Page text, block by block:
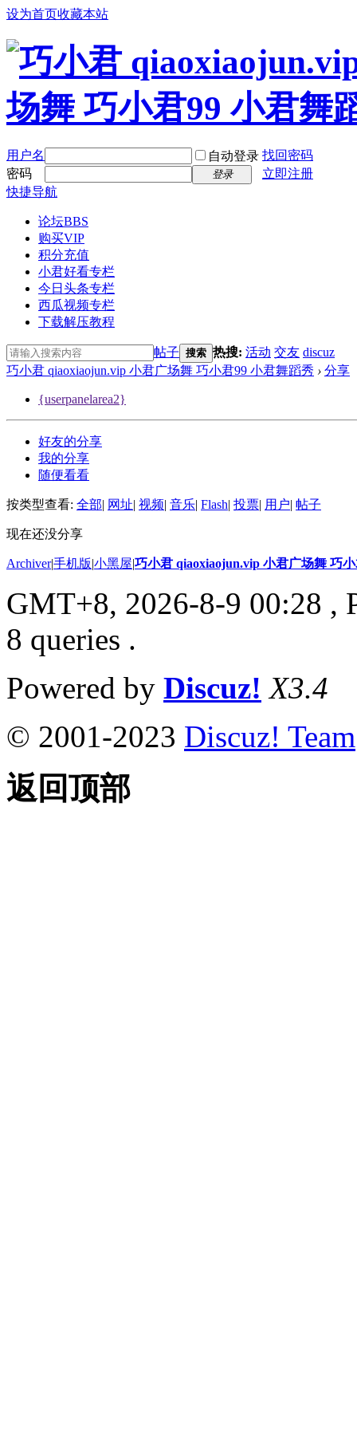
设为首页收藏本站
用户名 自动登录 找回密码
密码
登录
立即注册
快捷导航
论坛BBS
购买VIP
积分充值
小君好看专栏
今日头条专栏
西瓜视频专栏
下载解压教程
帖子 搜索 热搜: 活动 交友 discuz
巧小君 qiaoxiaojun.vip 小君广场舞 巧小君99 小君舞蹈秀 › 分享
{userpanelarea2}
好友的分享
我的分享
随便看看
按类型查看: 全部| 网址| 视频| 音乐| Flash| 投票| 用户| 帖子
现在还没分享
Archiver|手机版|小黑屋|巧小君 qiaoxiaojun.vip 小君广场舞 巧
GMT+8, 2026-8-9 00:28 ,
8 queries .
Powered by Discuz! X3.4
© 2001-2023 Discuz! Team
返回顶部